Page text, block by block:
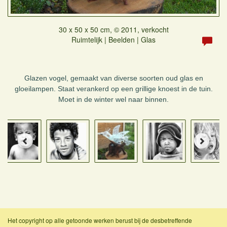
30 x 50 x 50 cm, © 2011, verkocht
Ruimtelijk | Beelden | Glas
Glazen vogel, gemaakt van diverse soorten oud glas en
gloeilampen. Staat verankerd op een grillige knoest in de tuin.
Moet in de winter wel naar binnen.
Het copyright op alle getoonde werken berust bij de desbetreffende